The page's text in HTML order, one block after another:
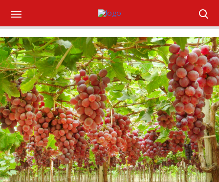
Suscríbase
Iniciar sesión
Portada
¿Qué está pasando?
Sectores y Empresas
Management
Economía y Finanzas